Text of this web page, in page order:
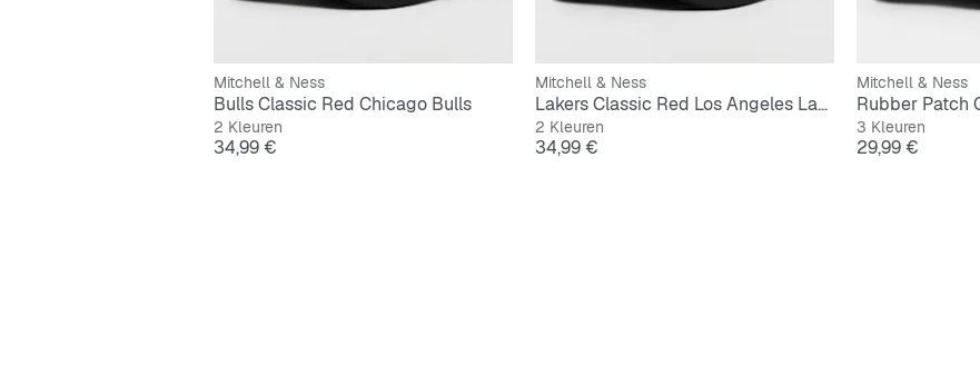
Mitchell & Ness
Bulls Classic Red Chicago Bulls
2 Kleuren
Prijs
34,99 €
Mitchell & Ness
Lakers Classic Red Los Angeles Lakers
2 Kleuren
Prijs
34,99 €
Mitchell & Ness
3 Kleuren
Prijs
29,99 €